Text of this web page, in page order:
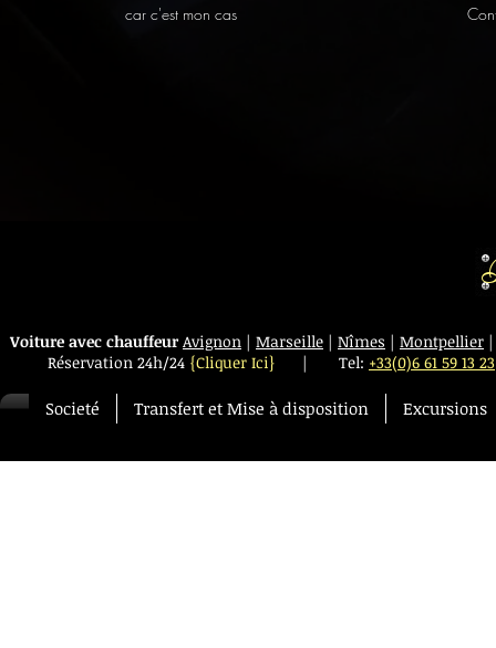
car c'est mon cas
Voiture avec chauffeur Avignon | Marseille | Nîmes | Montpellier
Réservation 24h/24 {Cliquer Ici} | Tel: +33(0)6 61 59 13 23
Societé Transfert et Mise à disposition Excursions